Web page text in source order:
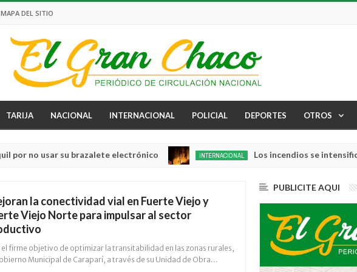
MAPA DEL SITIO
TARIJA NACIONAL INTERNACIONAL POLICIAL DEPORTES OTROS
su brazalete electrónico INTERNACIONAL Los incendios se intensifican en
la conectividad vial en Fuerte Viejo y
Viejo Norte para impulsar al sector
el firme objetivo de optimizar la transitabilidad en las zonas rurales,
Municipal de Caraparí, a través de su Unidad de Obra...
PUBLICITE AQUI